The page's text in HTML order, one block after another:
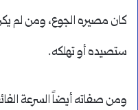
كان مصيره الجوع، ومن لم
ستصيده أو تهلكه.
ومن صفاته أيضاً السرعة